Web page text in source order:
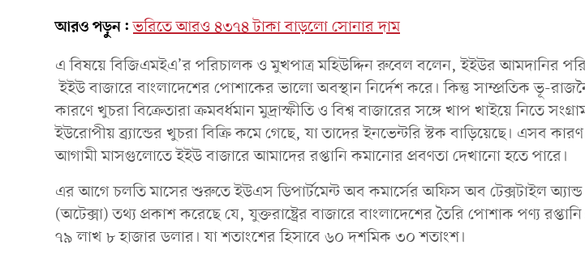
আরও পড়ুন: ভরিতে আরও ৪৩৭৪ টাকা বাড়লো সোনার দাম
এ বিষয়ে বিজিএমইএ’র পরিচালক ও মুখপাত্র মহিউদ্দিন রুবেল বলেন, ইইউর আমদানির
ইইউ বাজারে বাংলাদেশের পোশাকের ভালো অবস্থান নির্দেশ করে। কিন্তু সাম্প্রতিক ভূ-
কারণে খুচরা বিক্রেতারা ক্রমবর্ধমান মুদ্রাস্ফীতি ও বিশ্ব বাজারের সঙ্গে খাপ খাইয়ে নিতে
ইউরোপীয় ব্র্যান্ডের খুচরা বিক্রি কমে গেছে, যা তাদের ইনভেন্টরি স্টক বাড়িয়েছে। এসব
আগামী মাসগুলোতে ইইউ বাজারে আমাদের রপ্তানি কমানোর প্রবণতা দেখানো হতে পারে।
এর আগে চলতি মাসের শুরুতে ইউএস ডিপার্টমেন্ট অব কমার্সের অফিস অব টেক্সটাইল অ্যান্ড
(অটেক্সা) তথ্য প্রকাশ করেছে যে, যুক্তরাষ্ট্রের বাজারে বাংলাদেশের তৈরি পোশাক পণ্য
৭৯ লাখ ৮ হাজার ডলার। যা শতাংশের হিসাবে ৬০ দশমিক ৩০ শতাংশ।